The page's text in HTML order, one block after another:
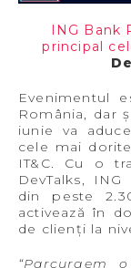
ING Bank
principal
Evenimentul
România, dar
iunie va
cele mai
IT&C. Cu o
DevTalks,
din peste
activează în
de clienți la
“Parcurgem